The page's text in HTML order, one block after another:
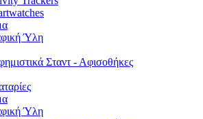
Ύλη
Σταντ - Αφισοθήκες
Ύλη